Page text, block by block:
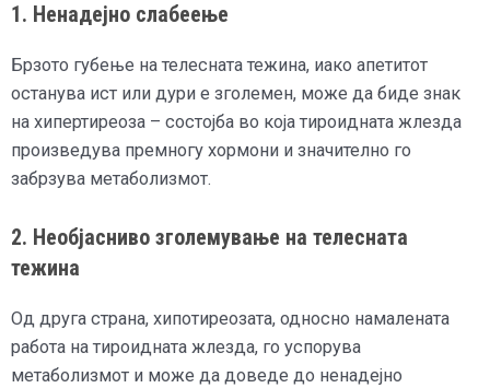
1. Ненадејно слабеење
Брзото губење на телесната тежина, иако апетитот
останува ист или дури е зголемен, може да биде знак
на хипертиреоза – состојба во која тироидната жлезда
произведува премногу хормони и значително го
забрзува метаболизмот.
2. Необјасниво зголемување на телесната
тежина
Од друга страна, хипотиреозата, односно намалената
работа на тироидната жлезда, го успорува
метаболизмот и може да доведе до ненадејно